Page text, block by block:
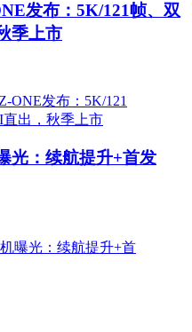
发布：5K/121帧、双
季上市
光：续航提升+首发